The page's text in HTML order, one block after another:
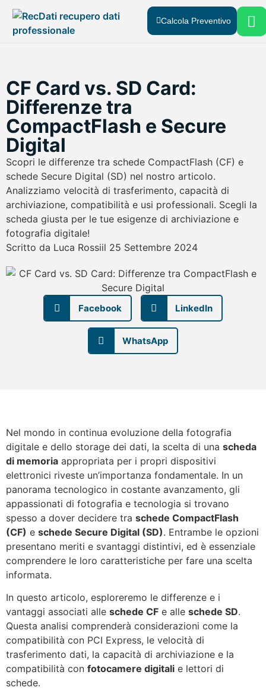
Calcola Preventivo
CF Card vs. SD Card:
Differenze tra
CompactFlash e Secure
Digital
Scopri le differenze tra schede CompactFlash (CF) e
schede Secure Digital (SD) nel nostro articolo.
Analizziamo velocità di trasferimento, capacità di
archiviazione, compatibilità e usi professionali. Scegli la
scheda giusta per le tue esigenze di archiviazione e
fotografia digitale!
Scritto da Luca Rossiil 25 Settembre 2024
Facebook LinkedIn
WhatsApp
Nel mondo in continua evoluzione della fotografia
digitale e dello storage dei dati, la scelta di una scheda
di memoria appropriata per i propri dispositivi
elettronici riveste un’importanza fondamentale. In un
panorama tecnologico in costante avanzamento, gli
appassionati di fotografia e tecnologia si trovano
spesso a dover decidere tra schede CompactFlash
(CF) e schede Secure Digital (SD). Entrambe le opzioni
presentano meriti e svantaggi distintivi, ed è essenziale
comprendere le loro caratteristiche per fare una scelta
informata.
In questo articolo, esploreremo le differenze e i
vantaggi associati alle schede CF e alle schede SD.
Questa analisi comprenderà considerazioni come la
compatibilità con PCI Express, le velocità di
trasferimento dati, la capacità di archiviazione e la
compatibilità con fotocamere digitali e lettori di
schede.